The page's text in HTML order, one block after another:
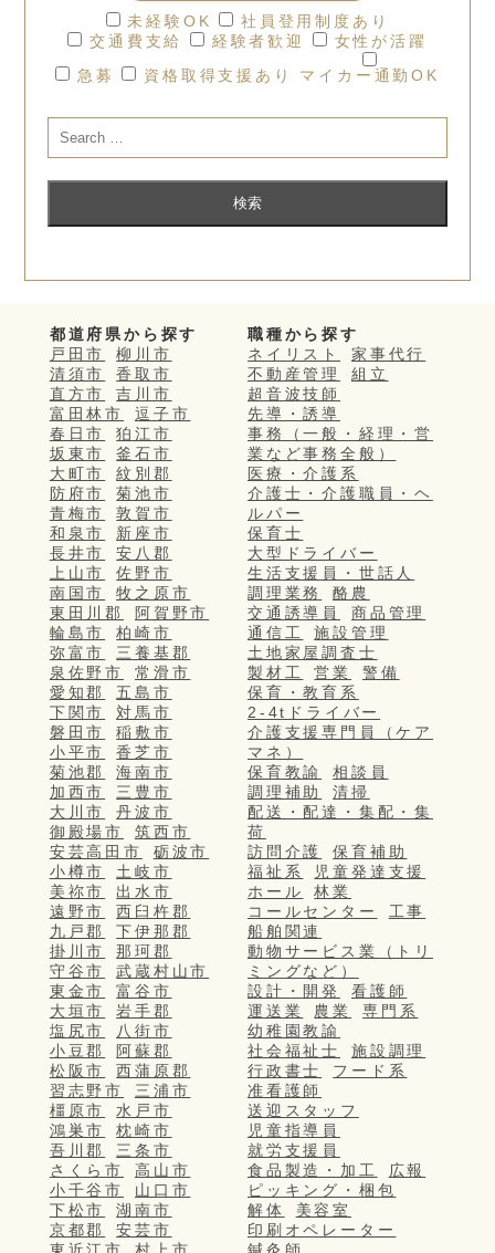
未経験OK
社員登用制度あり
交通費支給
経験者歓迎
女性が活躍
急募
資格取得支援あり マイカー通勤OK
都道府県から探す
戸田市
柳川市
清須市
香取市
直方市
吉川市
富田林市
逗子市
春日市
狛江市
坂東市
釜石市
大町市
紋別郡
防府市
菊池市
青梅市
敦賀市
和泉市
新座市
長井市
安八郡
上山市
佐野市
南国市
牧之原市
東田川郡
阿賀野市
輪島市
柏崎市
弥富市
三養基郡
泉佐野市
常滑市
愛知郡
五島市
下関市
対馬市
磐田市
稲敷市
小平市
香芝市
菊池郡
海南市
加西市
三豊市
大川市
丹波市
御殿場市
筑西市
安芸高田市
砺波市
小樽市
土岐市
美祢市
出水市
遠野市
西臼杵郡
九戸郡
下伊那郡
掛川市
那珂郡
守谷市
武蔵村山市
東金市
富谷市
大垣市
岩手郡
塩尻市
八街市
小豆郡
阿蘇郡
松阪市
西蒲原郡
習志野市
三浦市
橿原市
水戸市
鴻巣市
枕崎市
吾川郡
三条市
さくら市
高山市
小千谷市
山口市
下松市
湖南市
京都郡
安芸市
職種から探す
ネイリスト
家事代行
不動産管理
組立
超音波技師
先導・誘導
事務（一般・経理・営
業など事務全般）
医療・介護系
介護士・介護職員・ヘ
ルパー
保育士
大型ドライバー
生活支援員・世話人
調理業務
酪農
交通誘導員
商品管理
通信工
施設管理
土地家屋調査士
製材工
営業
警備
保育・教育系
2-4tドライバー
介護支援専門員（ケア
マネ）
保育教諭
相談員
調理補助
清掃
配送・配達・集配・集
荷
訪問介護
保育補助
福祉系
児童発達支援
ホール
林業
コールセンター
工事
船舶関連
動物サービス業（トリ
ミングなど）
設計・開発
看護師
運送業
農業
専門系
幼稚園教諭
社会福祉士
施設調理
行政書士
フード系
准看護師
送迎スタッフ
児童指導員
就労支援員
食品製造・加工
広報
ピッキング・梱包
解体
美容室
印刷オペレーター